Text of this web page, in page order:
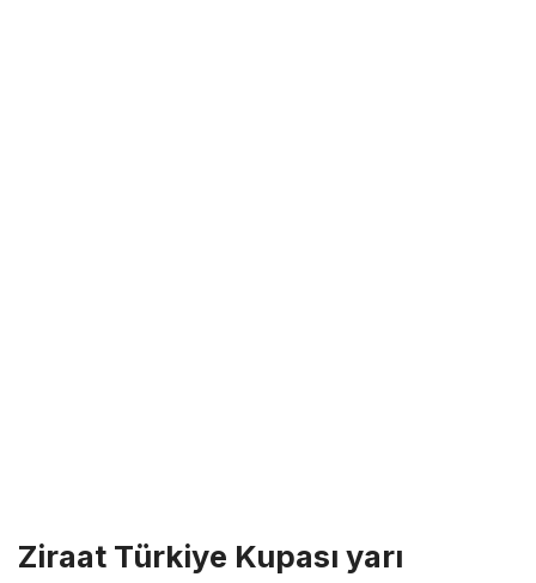
Ziraat Türkiye Kupası yarı